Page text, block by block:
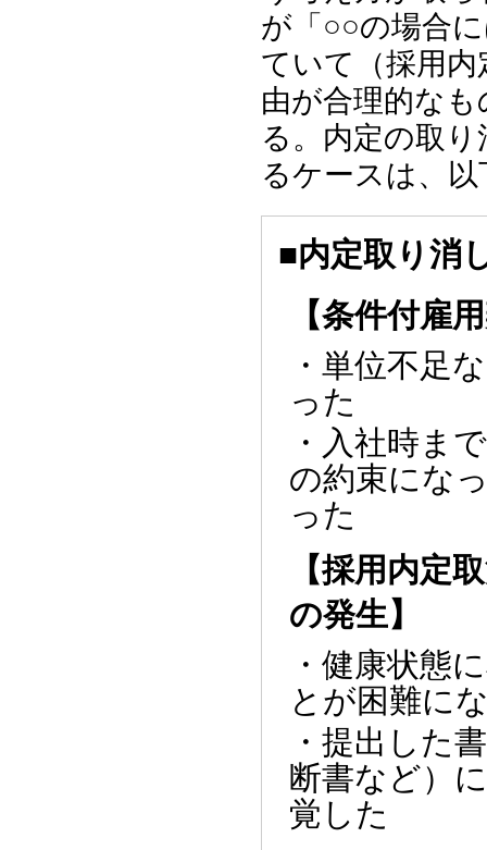
が「○○の場合
ていて（採用
由が合理的な
る。内定の取
るケースは、
■内定取り消
【条件付雇
・単位不足
った
・入社時ま
の約束にな
った
【採用内定
の発生】
・健康状態
とが困難に
・提出した
断書など）
覚した